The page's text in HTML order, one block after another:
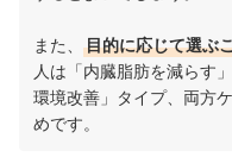
また、 目的に応じて選ぶ
人は「内臓脂肪を減らす
環境改善」タイプ、両方
めです。